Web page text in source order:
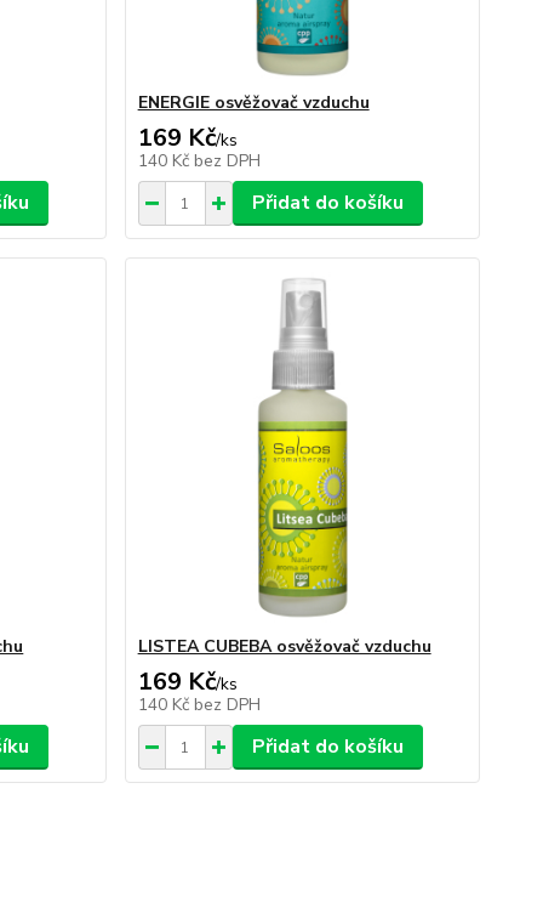
ENERGIE osvěžovač vzduchu
169 Kč/ks
140 Kč bez DPH
Přidat do košíku
LISTEA CUBEBA osvěžovač vzduchu
169 Kč/ks
140 Kč bez DPH
Přidat do košíku